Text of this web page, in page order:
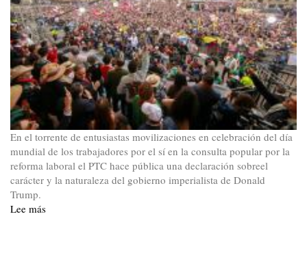
En el torrente de entusiastas movilizaciones en celebración del día
mundial de los trabajadores por el sí en la consulta popular por la
reforma laboral el PTC hace pública una declaración sobreel
carácter y la naturaleza del gobierno imperialista de Donald
Trump.
Lee más